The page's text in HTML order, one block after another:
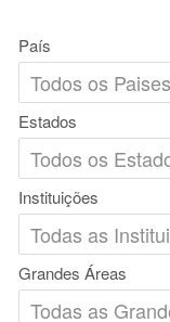
País
Estados
Instituições
Grandes Áreas